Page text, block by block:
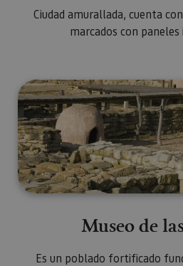
Ciudad amurallada, cuenta
marcados con
Museo de
Es un poblado fortificado